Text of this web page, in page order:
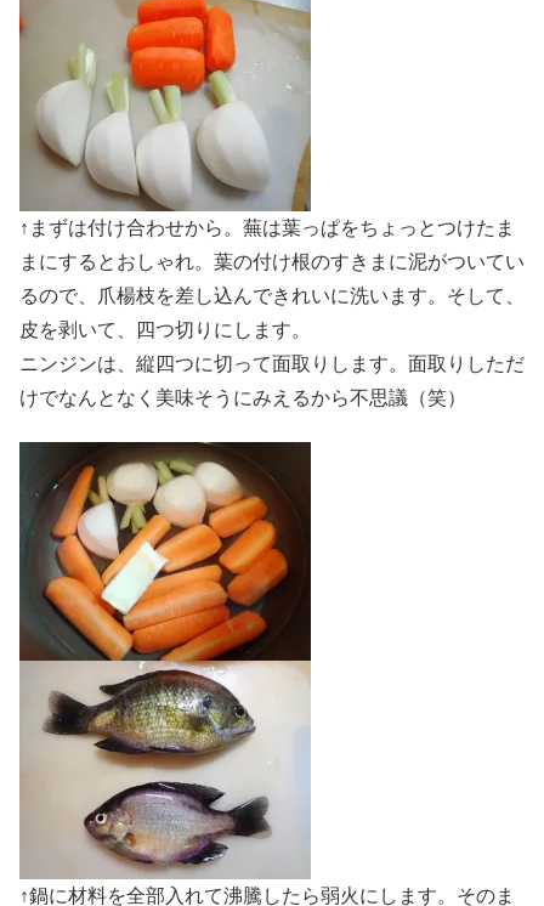
↑まずは付け合わせから。蕪は葉っぱをちょっとつけたま
まにするとおしゃれ。葉の付け根のすきまに泥がついてい
るので、爪楊枝を差し込んできれいに洗います。そして、
皮を剥いて、四つ切りにします。
ニンジンは、縦四つに切って面取りします。面取りしただ
けでなんとなく美味そうにみえるから不思議（笑）
↑鍋に材料を全部入れて沸騰したら弱火にします。そのま